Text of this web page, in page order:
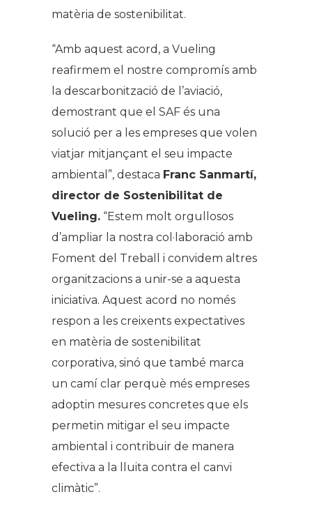
matèria de sostenibilitat.
“Amb aquest acord, a Vueling
reafirmem el nostre compromís amb
la descarbonització de l’aviació,
demostrant que el SAF és una
solució per a les empreses que volen
viatjar mitjançant el seu impacte
ambiental”, destaca Franc Sanmartí,
director de Sostenibilitat de
Vueling. “Estem molt orgullosos
d’ampliar la nostra col·laboració amb
Foment del Treball i convidem altres
organitzacions a unir-se a aquesta
iniciativa. Aquest acord no només
respon a les creixents expectatives
en matèria de sostenibilitat
corporativa, sinó que també marca
un camí clar perquè més empreses
adoptin mesures concretes que els
permetin mitigar el seu impacte
ambiental i contribuir de manera
efectiva a la lluita contra el canvi
climàtic”.